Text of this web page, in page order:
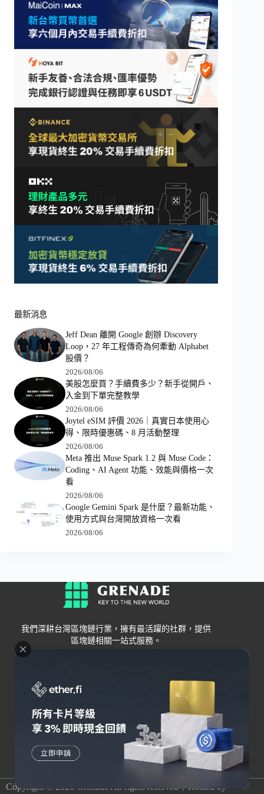
最新消息
Jeff Dean 離開 Google 創辦 Discovery
Loop，27 年工程傳奇為何牽動 Alphabet
股價？
2026/08/06
美股怎麼買？手續費多少？新手從開戶、
入金到下單完整教學
2026/08/06
Joytel eSIM 評價 2026｜真實日本使用心
得、限時優惠碼、8 月活動整理
2026/08/06
Meta 推出 Muse Spark 1.2 與 Muse Code：
Coding、AI Agent 功能、效能與價格一次
看
2026/08/06
Google Gemini Spark 是什麼？最新功能、
使用方式與台灣開放資格一次看
2026/08/06
我們深耕台灣區塊鏈行業，擁有最活躍的社群，提供
區塊鏈相關一站式服務。
Grenade
關於我們
聯絡我們
錢包
交易所
Bybit
OKX
HOYA BIT
其他
Copyright © 2026 Grenade All rights reserved｜Hosted by